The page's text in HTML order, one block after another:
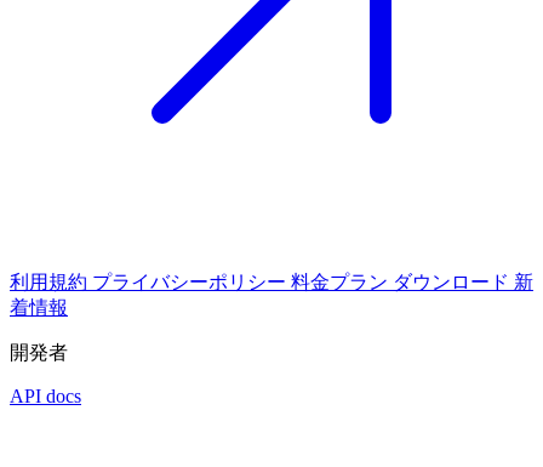
利用規約 プライバシーポリシー 料金プラン ダウンロード 新
着情報
開発者
API docs